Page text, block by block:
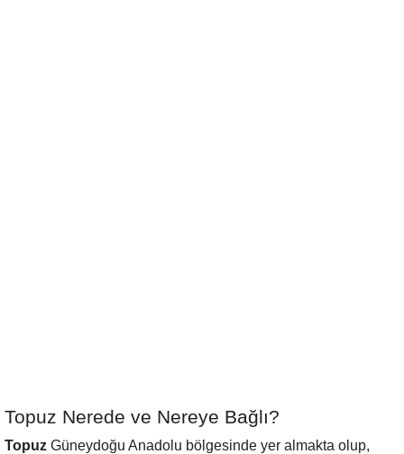
Topuz Nerede ve Nereye Bağlı?
Topuz Güneydoğu Anadolu bölgesinde yer almakta olup,